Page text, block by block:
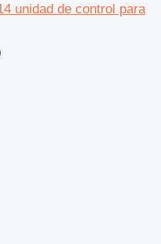
unidad de control para